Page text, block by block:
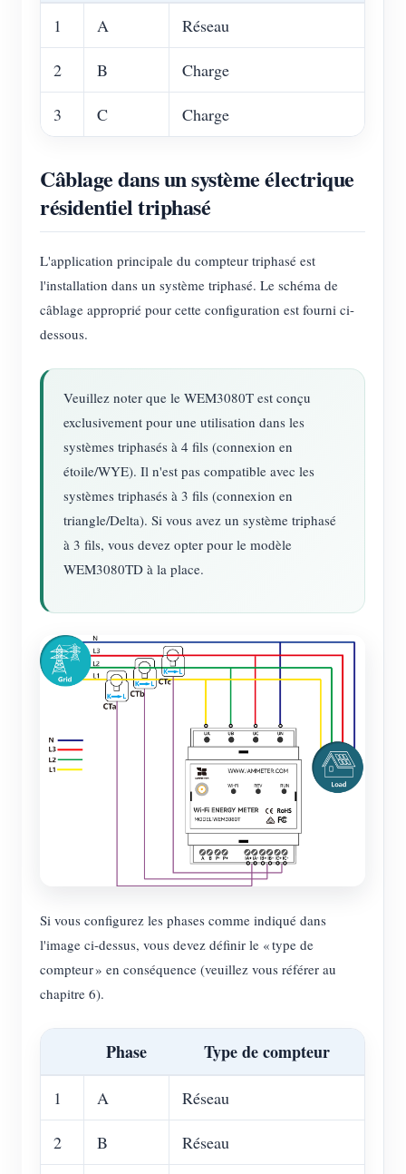
1 A Réseau
2 B Charge
3 C Charge
Câblage dans un système électrique
résidentiel triphasé
L'application principale du compteur triphasé est
l'installation dans un système triphasé. Le schéma de
câblage approprié pour cette configuration est fourni ci-
dessous.
Veuillez noter que le WEM3080T est conçu
exclusivement pour une utilisation dans les
systèmes triphasés à 4 fils (connexion en
étoile/WYE). Il n'est pas compatible avec les
systèmes triphasés à 3 fils (connexion en
triangle/Delta). Si vous avez un système triphasé
à 3 fils, vous devez opter pour le modèle
WEM3080TD à la place.
Si vous configurez les phases comme indiqué dans
l'image ci-dessus, vous devez définir le « type de
compteur » en conséquence (veuillez vous référer au
chapitre 6).
Phase Type de compteur
1 A Réseau
2 B Réseau